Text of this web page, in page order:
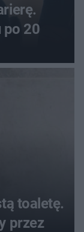
po 20
toaletę.
przez